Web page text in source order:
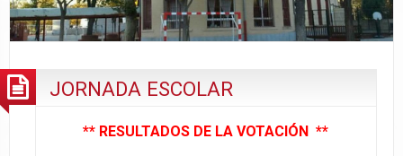
JORNADA ESCOLAR
** RESULTADOS DE LA VOTACIÓN **